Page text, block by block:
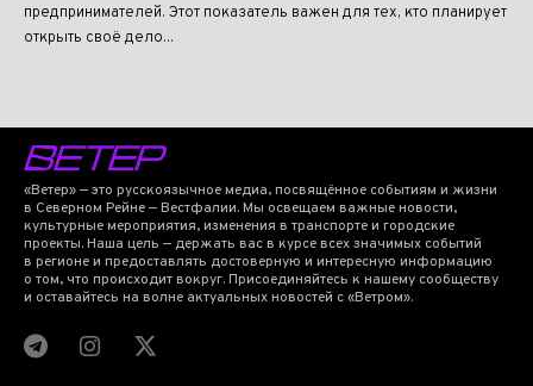
предпринимателей. Этот показатель важен для тех, кто планирует
открыть своё дело...
«Ветер» — это русскоязычное медиа, посвящённое событиям и жизни
в Северном Рейне — Вестфалии. Мы освещаем важные новости,
культурные мероприятия, изменения в транспорте и городские
проекты. Наша цель — держать вас в курсе всех значимых событий
в регионе и предоставлять достоверную и интересную информацию
о том, что происходит вокруг. Присоединяйтесь к нашему сообществу
и оставайтесь на волне актуальных новостей с «Ветром».